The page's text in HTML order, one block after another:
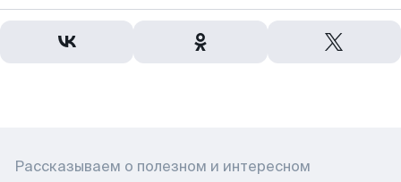
Рассказываем о полезном и интересном